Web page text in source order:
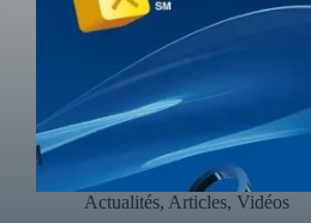
Actualités, Articles, Vidéos